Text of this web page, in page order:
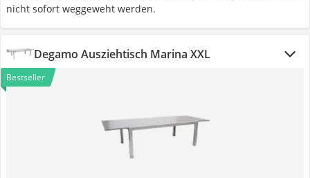
nicht sofort weggeweht werden.
Degamo Ausziehtisch Marina XXL
Bestseller